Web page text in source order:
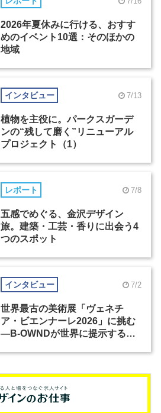
2026年夏休みに行ける、おすす
めのイベント10選：そのほかの
地域
インタビュー 7/13
植物を主役に。パークスガーデ
ンの“残して磨く”リニューアル
プロジェクト（1）
レポート 7/8
五感でめぐる、金沢デザイン
旅。建築・工芸・香りに出会う4
つのスポット
インタビュー 7/2
世界最古の美術展「ヴェネチ
ア・ビエンナーレ2026」に挑む
―B-OWNDが世界に提示する美